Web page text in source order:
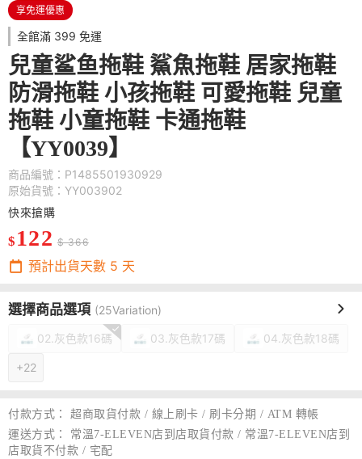
享免運優惠
全館滿 399 免運
兒童鲨鱼拖鞋 鯊魚拖鞋 居家拖鞋
防滑拖鞋 小孩拖鞋 可愛拖鞋 兒童
拖鞋 小童拖鞋 卡通拖鞋
【YY0039】
商品編號：P1485501930929
原始貨號：YY003902
快來搶購
$ 122 $ 366
預計出貨天數 5 天
選擇商品選項 (25Variation)
02.灰色款16碼 03.灰色款17碼 04.灰色款18碼
+22
付款方式：
超商取貨付款 / 線上刷卡 / 刷卡分期 / ATM 轉帳
運送方式：
常溫7-ELEVEN店到店取貨付款 / 常溫7-ELEVEN店到
店取貨不付款 / 宅配